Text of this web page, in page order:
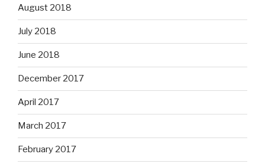
August 2018
July 2018
June 2018
December 2017
April 2017
March 2017
February 2017